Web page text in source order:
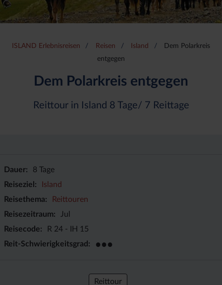
ISLAND Erlebnisreisen Reisen Island
Dem Polarkreis
entgegen
Dem Polarkreis entgegen
Reittour in Island 8 Tage/ 7 Reittage
Dauer
8 Tage
Reiseziel
Island
Reisethema
Reittouren
Reisezeitraum
Jul
Reisecode
R 24 - IH 15
Reit-Schwierigkeitsgrad
●●●
Reittour